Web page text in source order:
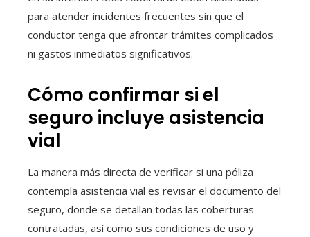
para atender incidentes frecuentes sin que el
conductor tenga que afrontar trámites complicados
ni gastos inmediatos significativos.
Cómo confirmar si el
seguro incluye asistencia
vial
La manera más directa de verificar si una póliza
contempla asistencia vial es revisar el documento del
seguro, donde se detallan todas las coberturas
contratadas, así como sus condiciones de uso y